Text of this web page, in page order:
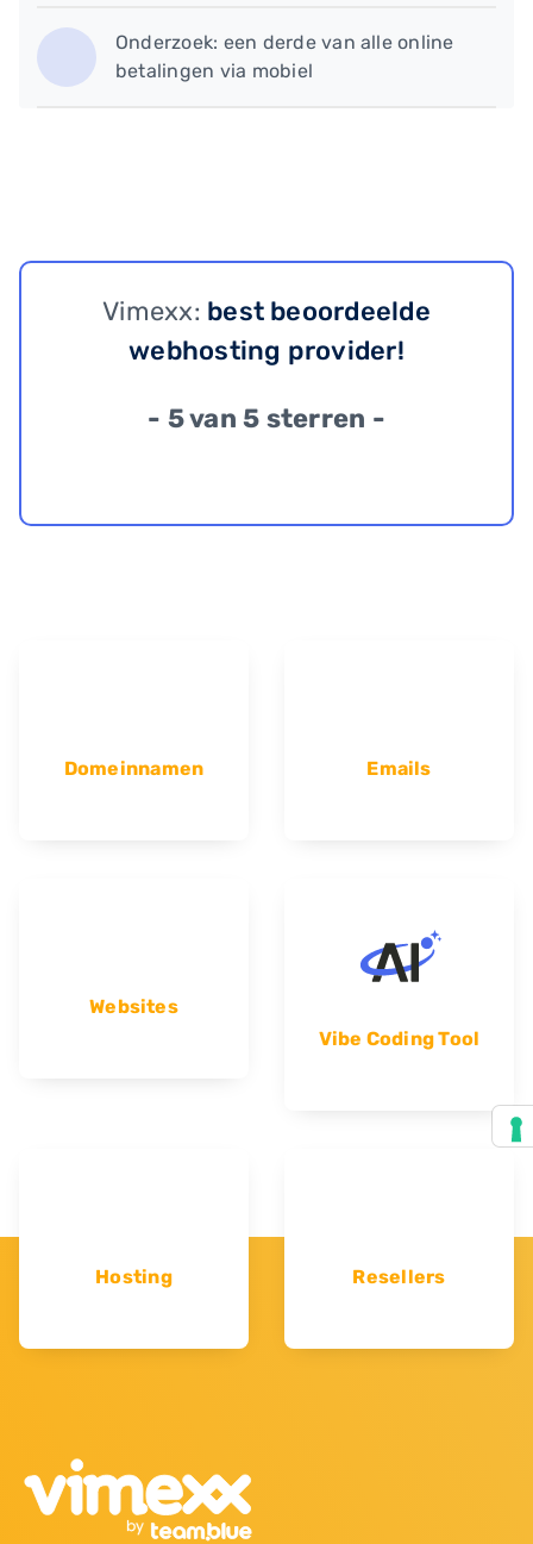
​Onderzoek: een derde van alle online
betalingen via mobiel
Vimexx: best beoordeelde
webhosting provider!
- 5 van 5 sterren -
Domeinnamen Emails
Websites
Vibe Coding Tool
Hosting Resellers